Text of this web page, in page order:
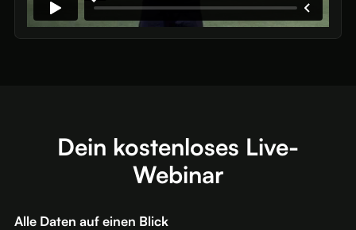
Dein kostenloses Live-
Webinar
Alle Daten auf einen Blick